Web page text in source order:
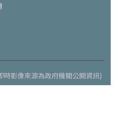
影像來源為政府機關公開資訊)